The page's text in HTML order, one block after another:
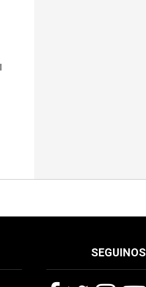
SEGUINOS